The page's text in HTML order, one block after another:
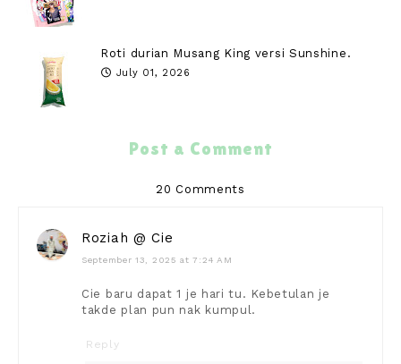
Roti durian Musang King versi Sunshine.
July 01, 2026
Post a Comment
20 Comments
Roziah @ Cie
September 13, 2025 at 7:24 AM
Cie baru dapat 1 je hari tu. Kebetulan je
takde plan pun nak kumpul.
Reply